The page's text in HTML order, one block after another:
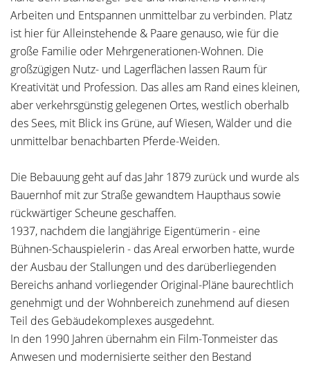
Arbeiten und Entspannen unmittelbar zu verbinden. Platz
ist hier für Alleinstehende & Paare genauso, wie für die
große Familie oder Mehrgenerationen-Wohnen. Die
großzügigen Nutz- und Lagerflächen lassen Raum für
Kreativität und Profession. Das alles am Rand eines kleinen,
aber verkehrsgünstig gelegenen Ortes, westlich oberhalb
des Sees, mit Blick ins Grüne, auf Wiesen, Wälder und die
unmittelbar benachbarten Pferde-Weiden.
Die Bebauung geht auf das Jahr 1879 zurück und wurde als
Bauernhof mit zur Straße gewandtem Haupthaus sowie
rückwärtiger Scheune geschaffen.
1937, nachdem die langjährige Eigentümerin - eine
Bühnen-Schauspielerin - das Areal erworben hatte, wurde
der Ausbau der Stallungen und des darüberliegenden
Bereichs anhand vorliegender Original-Pläne baurechtlich
genehmigt und der Wohnbereich zunehmend auf diesen
Teil des Gebäudekomplexes ausgedehnt.
In den 1990 Jahren übernahm ein Film-Tonmeister das
Anwesen und modernisierte seither den Bestand